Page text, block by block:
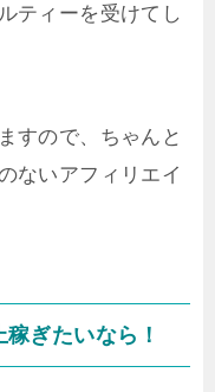
ティーを受けてし
すので、ちゃんと
ないアフィリエイ
ぎたいなら！